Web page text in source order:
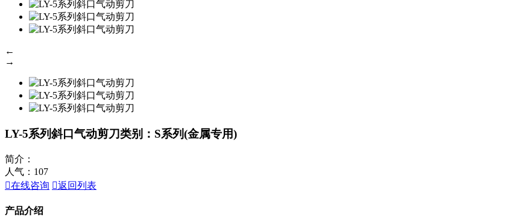
←
→
LY-5系列斜口气动剪刀类别：S系列(金属专用)
简介：
人气： 107
在线咨询 返回列表
产品介绍